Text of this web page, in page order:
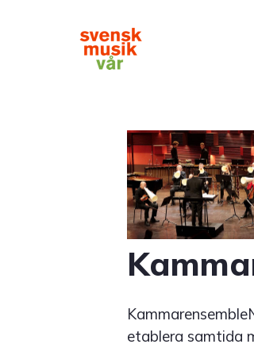
huvudinnehåll
etablera samtida